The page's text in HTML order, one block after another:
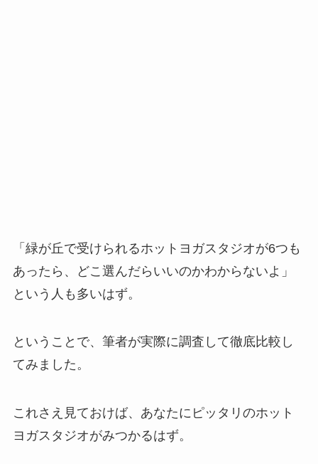
「緑が丘で受けられるホットヨガスタジオが6つも
あったら、どこ選んだらいいのかわからないよ」
という人も多いはず。
ということで、筆者が実際に調査して徹底比較し
てみました。
これさえ見ておけば、あなたにピッタリのホット
ヨガスタジオがみつかるはず。